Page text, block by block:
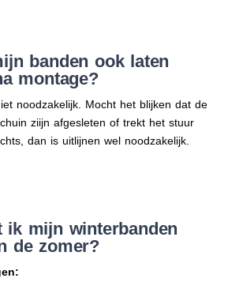
banden ook laten
montage?
noodzakelijk. Mocht het blijken dat de
ziijn afgesleten of trekt het stuur
dan is uitlijnen wel noodzakelijk.
ik mijn winterbanden
de zomer?